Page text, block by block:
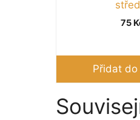
75
Přidat do